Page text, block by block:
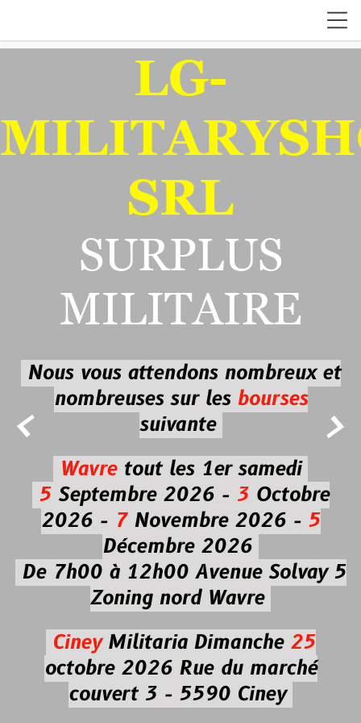
 
LG-
SRL
SURPLUS
MILITAIRE
Nous vous attendons nombreux et
nombreuses sur les bourses
suivante
Wavretout les 1er samedi
5Septembre 2026 - 3Octobre
2026 -7Novembre 2026 - 5
Décembre 2026
De 7h00 à 12h00 Avenue Solvay 5
Zoning nord Wavre
CineyMilitaria Dimanche 25
octobre 2026Rue du marché
couvert 3 - 5590 Ciney